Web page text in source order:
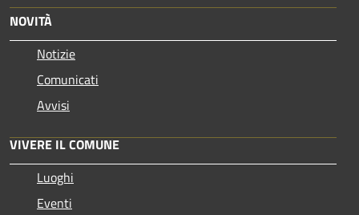
NOVITÀ
Notizie
Comunicati
Avvisi
VIVERE IL COMUNE
Luoghi
Eventi